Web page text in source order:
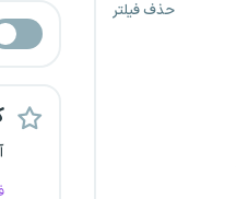
حذف فیلتر